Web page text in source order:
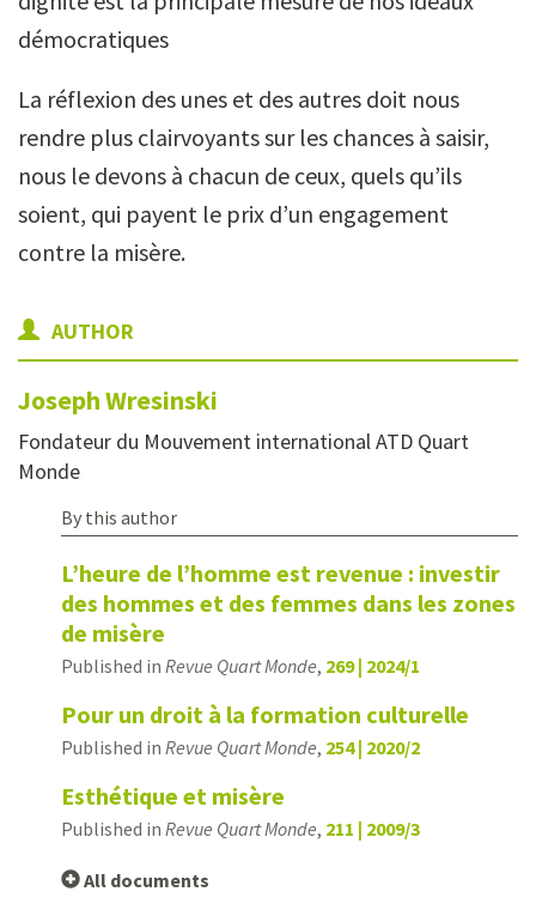
démocratiques
La réflexion des unes et des autres doit nous
rendre plus clairvoyants sur les chances à saisir,
nous le devons à chacun de ceux, quels qu’ils
soient, qui payent le prix d’un engagement
contre la misère.
AUTHOR
JosephWresinski
Fondateur du Mouvement international ATD Quart
Monde
By this author
L’heure de l’homme est revenue : investir
des hommes et des femmes dans les zones
de misère
Published in Revue Quart Monde, 269 | 2024/1
Pour un droit à la formation culturelle
Published in Revue Quart Monde, 254 | 2020/2
Esthétique et misère
Published in Revue Quart Monde, 211 | 2009/3
All documents